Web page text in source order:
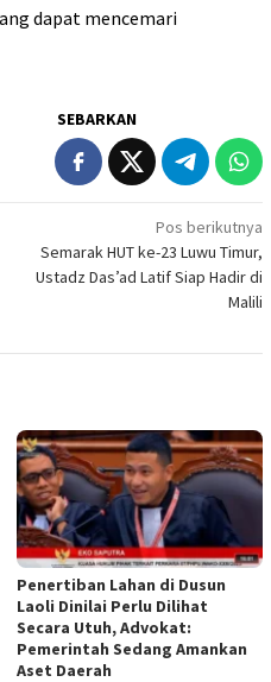
dapat mencemari
SEBARKAN
Pos berikutnya
Semarak HUT ke-23 Luwu Timur,
Ustadz Das’ad Latif Siap Hadir di
Malili
Penertiban Lahan di Dusun
Laoli Dinilai Perlu Dilihat
Secara Utuh, Advokat:
Pemerintah Sedang Amankan
Aset Daerah